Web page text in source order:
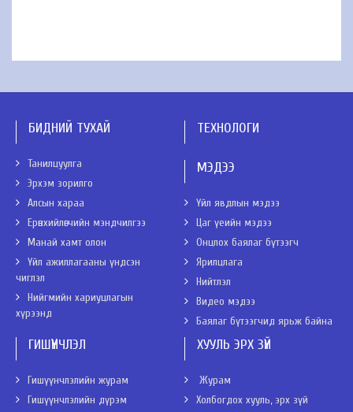
БИДНИЙ ТУХАЙ
Танилцуулга
Эрхэм зорилго
Алсын хараа
Ерөнхийлөгчийн мэндчилгээ
Манай хамт олон
Үйл ажиллагааны үндсэн
чиглэл
Нийгмийн хариуцлагын
хүрээнд
ТЕХНОЛОГИ
МЭДЭЭ
Үйл явдлын мэдээ
Цаг үеийн мэдээ
Онцлох баялаг бүтээгч
Ярилцлага
Нийтлэл
Видео мэдээ
Баялаг бүтээгчид ярьж байна
ГИШҮҮНЧЛЭЛ
Гишүүнчлэлийн журам
Гишүүнчлэлийн дүрэм
ХУУЛЬ ЭРХ ЗҮЙ
Журам
Холбогдох хууль, эрх зүй